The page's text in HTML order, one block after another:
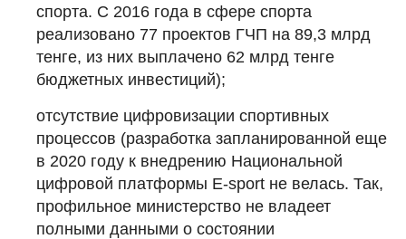
спорта. С 2016 года в сфере спорта
реализовано 77 проектов ГЧП на 89,3 млрд
тенге, из них выплачено 62 млрд тенге
бюджетных инвестиций);
отсутствие цифровизации спортивных
процессов (разработка запланированной еще
в 2020 году к внедрению Национальной
цифровой платформы Е-sport не велась. Так,
профильное министерство не владеет
полными данными о состоянии